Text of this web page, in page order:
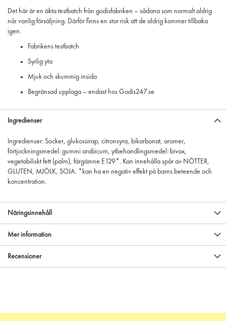
Det här är en äkta testbatch från godisfabriken – sådana som normalt aldrig
når vanlig försäljning. Därför finns en stor risk att de aldrig kommer tillbaka
igen.
Fabrikens testbatch
Syrlig yta
Mjuk och skummig insida
Begränsad upplaga – endast hos Godis247.se
Ingredienser
Ingredienser: Socker, glukossirap, citronsyra, bikarbonat, aromer,
förtjockningsmedel: gummi arabicum, ytbehandlingsmedel: bivax,
vegetabiliskt fett (palm), färgämne E129*. Kan innehålla spår av NÖTTER,
GLUTEN, MJÖLK, SOJA. *kan ha en negativ effekt på barns beteende och
koncentration.
Näringsinnehåll
Mer information
Recensioner